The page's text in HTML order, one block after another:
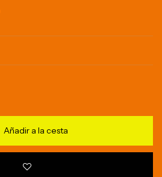
Añadir a la cesta